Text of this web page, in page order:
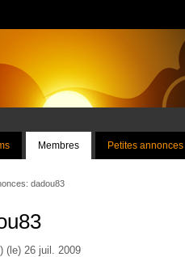
Membres Petites annonces
dadou83
(le) 26 juil. 2009